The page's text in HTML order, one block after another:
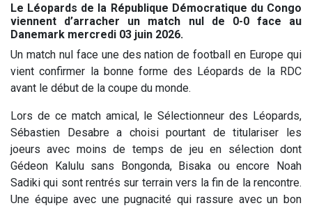
Le Léopards de la République Démocratique du Congo
viennent d’arracher un match nul de 0-0 face au
Danemark mercredi 03 juin 2026.
Un match nul face une des nation de football en Europe qui
vient confirmer la bonne forme des Léopards de la RDC
avant le début de la coupe du monde.
Lors de ce match amical, le Sélectionneur des Léopards,
Sébastien Desabre a choisi pourtant de titulariser les
joeurs avec moins de temps de jeu en sélection dont
Gédeon Kalulu sans Bongonda, Bisaka ou encore Noah
Sadiki qui sont rentrés sur terrain vers la fin de la rencontre.
Une équipe avec une pugnacité qui rassure avec un bon